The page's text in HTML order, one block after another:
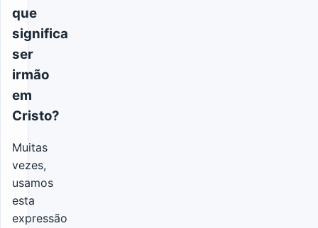
que
significa
ser
irmão
em
Cristo?
Muitas
vezes,
usamos
esta
expressão